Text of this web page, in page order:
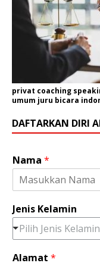
privat coaching
umum juru bicara
DAFTARKAN DIRI
Nama *
Jenis Kelamin
Pilih Jenis Kelamin
Alamat *